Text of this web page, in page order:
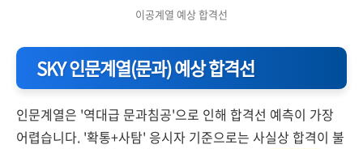
이공계열 예상 합격선
SKY 인문계열(문과) 예상 합격선
인문계열은 '역대급 문과침공'으로 인해 합격선 예측이 가장
어렵습니다. '확통+사탐' 응시자 기준으로는 사실상 합격이 불